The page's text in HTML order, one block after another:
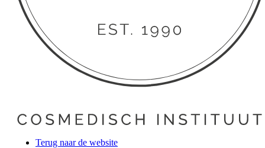
Terug naar de website